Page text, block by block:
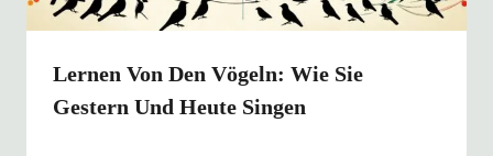
Lernen Von Den Vögeln: Wie Sie
Gestern Und Heute Singen